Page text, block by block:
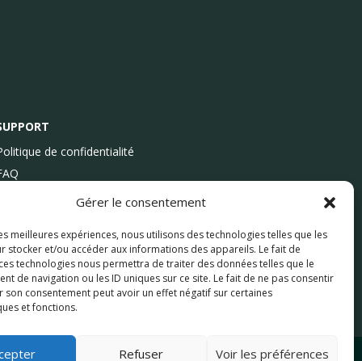
Gérer le consentement
meilleures expériences, nous utilisons des technologies telles que les
stocker et/ou accéder aux informations des appareils. Le fait de
technologies nous permettra de traiter des données telles que le
de navigation ou les ID uniques sur ce site. Le fait de ne pas consentir
son consentement peut avoir un effet négatif sur certaines
et fonctions.
Refuser Voir les préférences
de confidentialité